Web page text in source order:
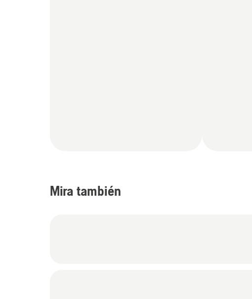
Mira también